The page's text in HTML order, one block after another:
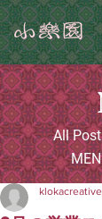
All Post